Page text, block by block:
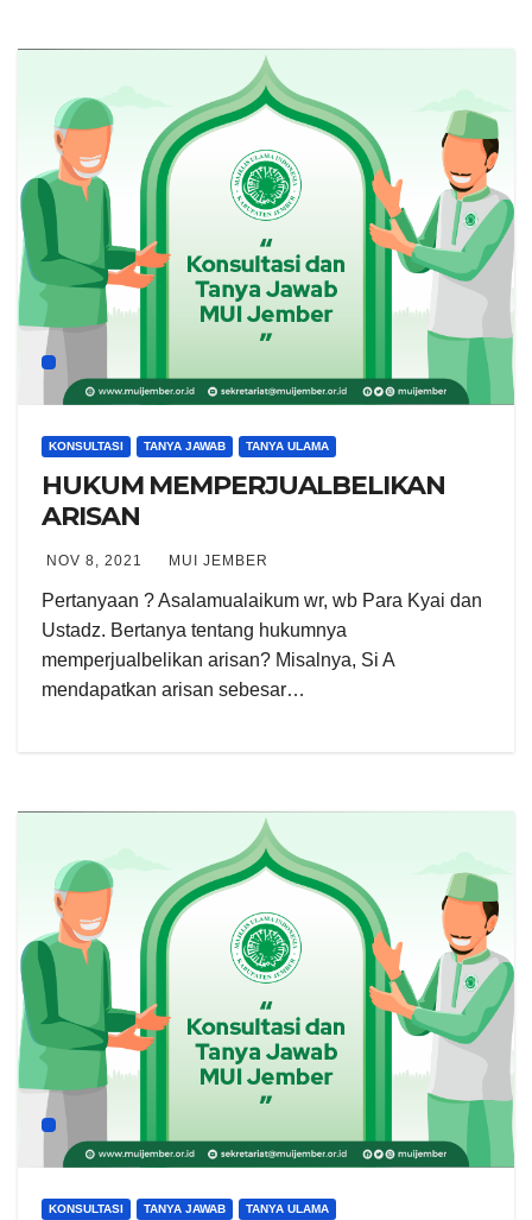
KONSULTASI TANYA JAWAB TANYA ULAMA
HUKUM MEMPERJUALBELIKAN
ARISAN
NOV 8, 2021 MUI JEMBER
Pertanyaan ? Asalamualaikum wr, wb Para Kyai dan
Ustadz. Bertanya tentang hukumnya
memperjualbelikan arisan? Misalnya, Si A
mendapatkan arisan sebesar…
KONSULTASI TANYA JAWAB TANYA ULAMA